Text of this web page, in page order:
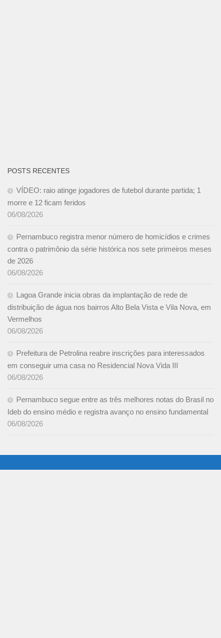
POSTS RECENTES
VÍDEO: raio atinge jogadores de futebol durante partida; 1
morre e 12 ficam feridos
06/08/2026
Pernambuco registra menor número de homicídios e crimes
contra o patrimônio da série histórica nos sete primeiros meses
de 2026
06/08/2026
Lagoa Grande inicia obras da implantação de rede de
distribuição de água nos bairros Alto Bela Vista e Vila Nova, em
Vermelhos
06/08/2026
Prefeitura de Petrolina reabre inscrições para interessados
em conseguir uma casa no Residencial Nova Vida III
06/08/2026
Pernambuco segue entre as três melhores notas do Brasil no
Ideb do ensino médio e registra avanço no ensino fundamental
06/08/2026